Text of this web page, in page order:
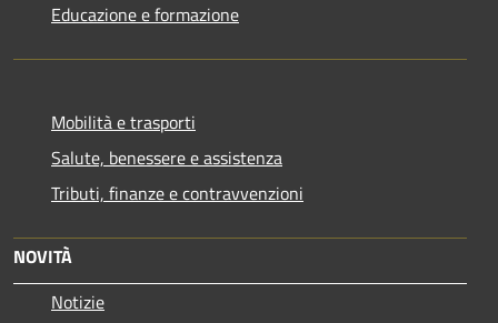
Educazione e formazione
Mobilità e trasporti
Salute, benessere e assistenza
Tributi, finanze e contravvenzioni
NOVITÀ
Notizie